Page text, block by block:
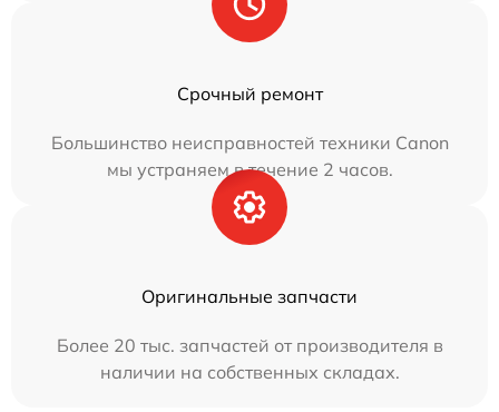
Срочный ремонт
Большинство неисправностей техники Canon
мы устраняем в течение 2 часов.
Оригинальные запчасти
Более 20 тыс. запчастей от производителя в
наличии на собственных складах.